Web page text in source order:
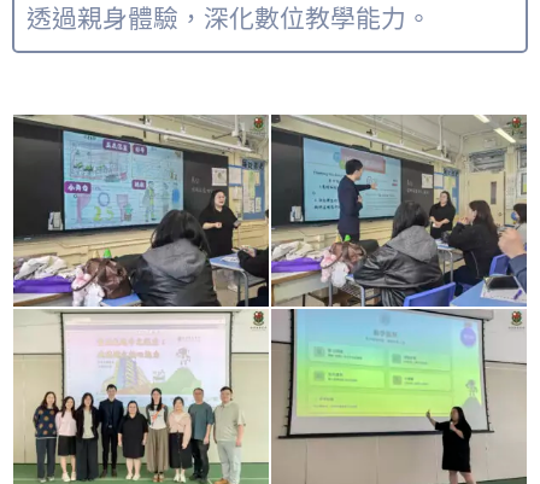
透過親身體驗，深化數位教學能力。